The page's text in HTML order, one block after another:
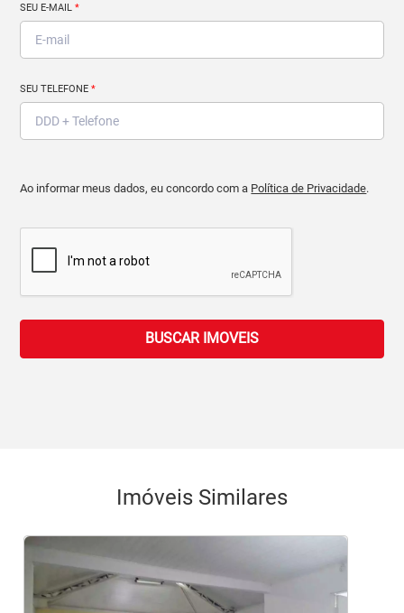
SEU E-MAIL*
SEU TELEFONE*
Ao informar meus dados, eu concordo com a Política de Privacidade.
BUSCAR IMOVEIS
Imóveis Similares